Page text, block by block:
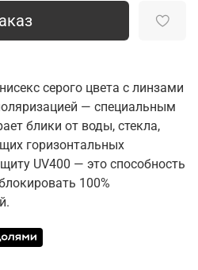
серого цвета с линзами
— специальным
блики от воды, стекла,
горизонтальных
UV400 — это способность
100%